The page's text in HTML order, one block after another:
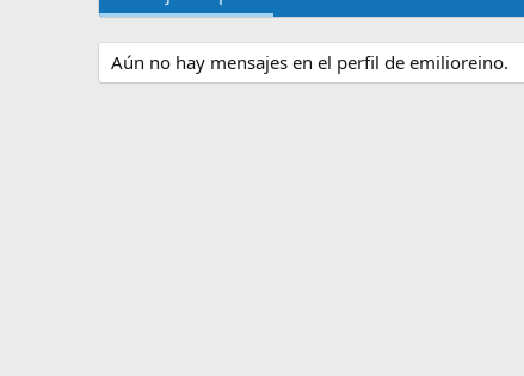
Aún no hay mensajes en el perfil de emilioreino.